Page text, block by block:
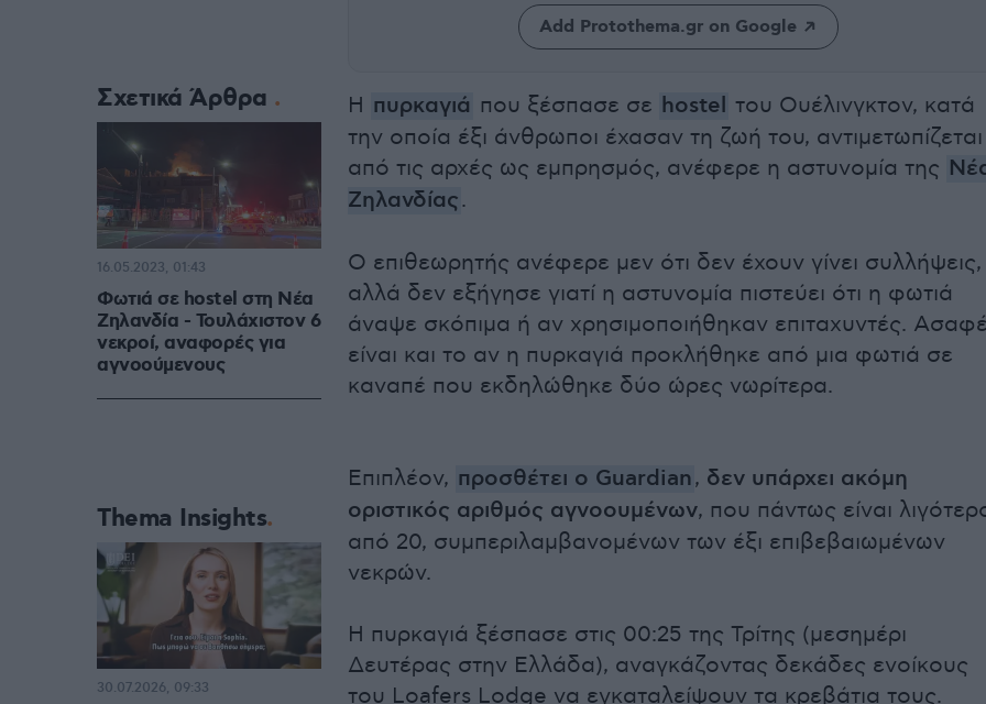
Add Protothema.gr on Google
Η πυρκαγιά που ξέσπασε σε hostel του Ουέλινγκτον, κατά
την οποία έξι άνθρωποι έχασαν τη ζωή του, αντιμετωπίζεται
από τις αρχές ως εμπρησμός, ανέφερε η αστυνομία της
Ζηλανδίας.
Ο επιθεωρητής ανέφερε μεν ότι δεν έχουν γίνει συλλήψεις,
αλλά δεν εξήγησε γιατί η αστυνομία πιστεύει ότι η φωτιά
άναψε σκόπιμα ή αν χρησιμοποιήθηκαν επιταχυντές.
είναι και το αν η πυρκαγιά προκλήθηκε από μια φωτιά σε
καναπέ που εκδηλώθηκε δύο ώρες νωρίτερα.
Επιπλέον, προσθέτει ο Guardian, δεν υπάρχει ακόμη
οριστικός αριθμός αγνοουμένων, που πάντως είναι
από 20, συμπεριλαμβανομένων των έξι επιβεβαιωμένων
νεκρών.
Η πυρκαγιά ξέσπασε στις 00:25 της Τρίτης (μεσημέρι
Δευτέρας στην Ελλάδα), αναγκάζοντας δεκάδες ενοίκους
του Loafers Lodge να εγκαταλείψουν τα κρεβάτια τους.
Σχετικά Άρθρα
Φωτιά σε hostel στη Νέα
Ζηλανδία - Τουλάχιστον 6
νεκροί, αναφορές για
αγνοούμενους
16.05.2023, 01:43
Thema Insights
30.07.2026, 09:33